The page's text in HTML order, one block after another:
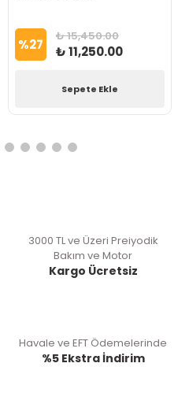
%27 ₺ 15,450.00
₺ 11,250.00
Sepete Ekle
3000 TL ve Üzeri Preiyodik
Bakım ve Motor
Kargo Ücretsiz
Havale ve EFT Ödemelerinde
%5 Ekstra İndirim